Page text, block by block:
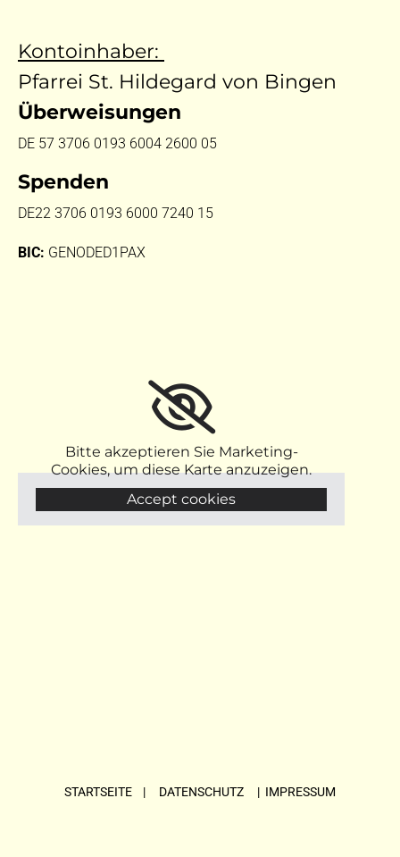
Kontoinhaber:
Pfarrei St. Hildegard von Bingen
Überweisungen
DE 57 3706 0193 6004 2600 05
Spenden
DE22 3706 0193 6000 7240 15
BIC: GENODED1PAX
Bitte akzeptieren Sie Marketing-
Cookies, um diese Karte anzuzeigen.
Accept cookies
STARTSEITE | DATENSCHUTZ | IMPRESSUM